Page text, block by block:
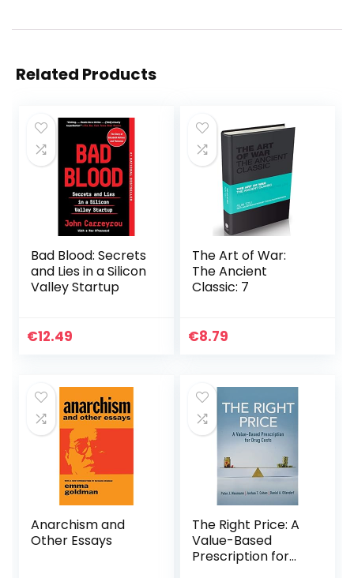
Related Products
Bad Blood: Secrets
and Lies in a Silicon
Valley Startup
€12.49
The Art of War:
The Ancient
Classic: 7
€8.79
Anarchism and
Other Essays
The Right Price: A
Value-Based
Prescription for